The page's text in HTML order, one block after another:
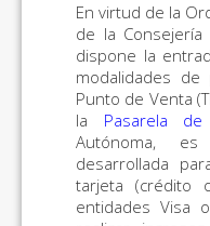
En virtud de la
de la
dispone la
modalidades de
Punto de Venta
la Pasarela de
Autónoma,
desarrollada
tarjeta (crédito
entidades Visa